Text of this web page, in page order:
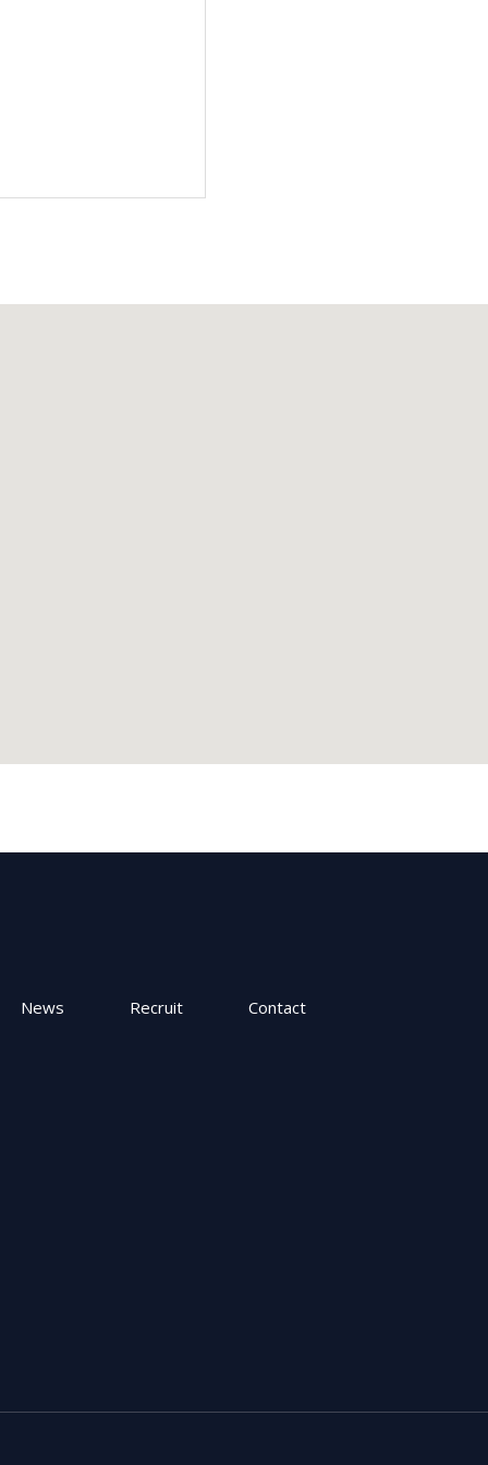
News Recruit Contact